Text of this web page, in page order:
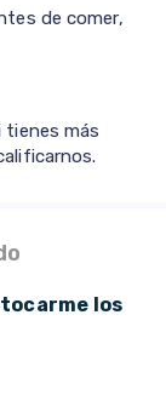
de comer,
tienes más
los